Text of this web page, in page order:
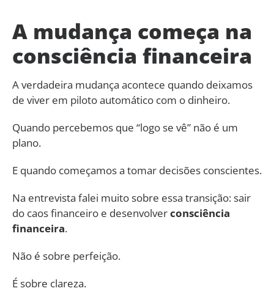
A mudança começa na
consciência financeira
A verdadeira mudança acontece quando deixamos
de viver em piloto automático com o dinheiro.
Quando percebemos que “logo se vê” não é um
plano.
E quando começamos a tomar decisões conscientes.
Na entrevista falei muito sobre essa transição: sair
do caos financeiro e desenvolverconsciência
financeira.
Não é sobre perfeição.
É sobre clareza.